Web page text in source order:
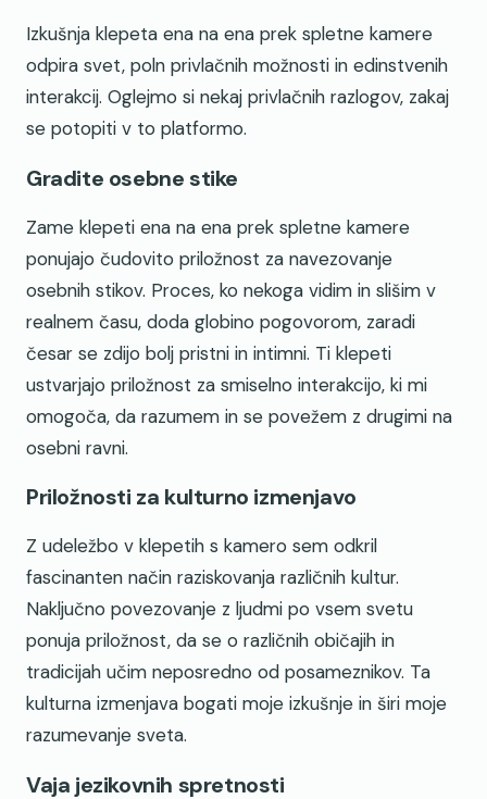
Izkušnja klepeta ena na ena prek spletne kamere
odpira svet, poln privlačnih možnosti in edinstvenih
interakcij. Oglejmo si nekaj privlačnih razlogov, zakaj
se potopiti v to platformo.
Gradite osebne stike
Zame klepeti ena na ena prek spletne kamere
ponujajo čudovito priložnost za navezovanje
osebnih stikov. Proces, ko nekoga vidim in slišim v
realnem času, doda globino pogovorom, zaradi
česar se zdijo bolj pristni in intimni. Ti klepeti
ustvarjajo priložnost za smiselno interakcijo, ki mi
omogoča, da razumem in se povežem z drugimi na
osebni ravni.
Priložnosti za kulturno izmenjavo
Z udeležbo v klepetih s kamero sem odkril
fascinanten način raziskovanja različnih kultur.
Naključno povezovanje z ljudmi po vsem svetu
ponuja priložnost, da se o različnih običajih in
tradicijah učim neposredno od posameznikov. Ta
kulturna izmenjava bogati moje izkušnje in širi moje
razumevanje sveta.
Vaja jezikovnih spretnosti